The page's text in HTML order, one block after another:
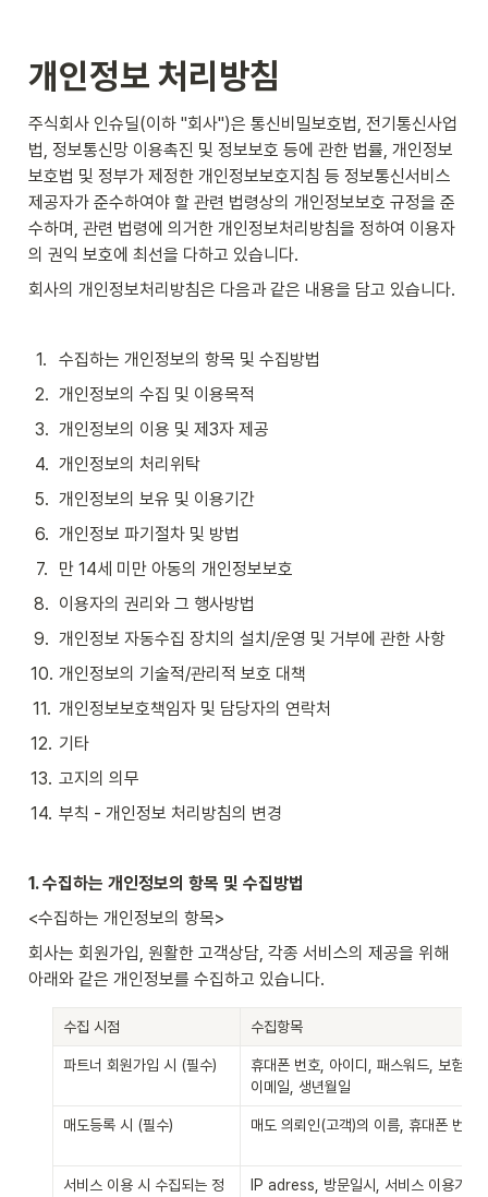
개인정보 처리방침
주식회사 인슈딜(이하 "회사")은 통신비밀보호법, 전기통신사업
법, 정보통신망 이용촉진 및 정보보호 등에 관한 법률, 개인정보
보호법 및 정부가 제정한 개인정보보호지침 등 정보통신서비스
제공자가 준수하여야 할 관련 법령상의 개인정보보호 규정을 준
수하며, 관련 법령에 의거한 개인정보처리방침을 정하여 이용자
의 권익 보호에 최선을 다하고 있습니다.
회사의 개인정보처리방침은 다음과 같은 내용을 담고 있습니다.
1.
수집하는 개인정보의 항목 및 수집방법
2. 개인정보의 수집 및 이용목적
3. 개인정보의 이용 및 제3자 제공
4. 개인정보의 처리위탁
5. 개인정보의 보유 및 이용기간
6. 개인정보 파기절차 및 방법
7.
만 14세 미만 아동의 개인정보보호
8. 이용자의 권리와 그 행사방법
9. 개인정보 자동수집 장치의 설치/운영 및 거부에 관한 사항
10. 개인정보의 기술적/관리적 보호 대책
11. 개인정보보호책임자 및 담당자의 연락처
12. 기타
13. 고지의 의무
14. 부칙 - 개인정보 처리방침의 변경
1. 수집하는 개인정보의 항목 및 수집방법
<수집하는 개인정보의 항목>
회사는 회원가입, 원활한 고객상담, 각종 서비스의 제공을 위해
아래와 같은 개인정보를 수집하고 있습니다.
수집 시점 수집항목
파트너 회원가입 시 (필수) 휴대폰 번호, 아이디, 패스워드,
이메일, 생년월일
매도등록 시 (필수) 매도 의뢰인(고객)의 이름, 휴대폰 번호
서비스 이용 시 수집되는 정
IP adress, 방문일시, 서비스 이용기록,